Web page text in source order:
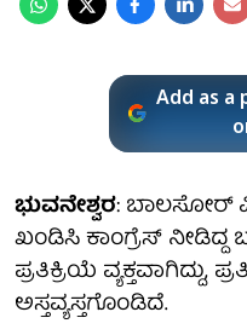
Add as a
ಭುವನೇಶ್ವರ: ಬಾಲಸೋರ್
ಖಂಡಿಸಿ ಕಾಂಗ್ರೆಸ್
ಪ್ರತಿಕ್ರಿಯೆ
ಅಸ್ತವ್ಯಸ್ತಗೊಂಡಿದೆ.